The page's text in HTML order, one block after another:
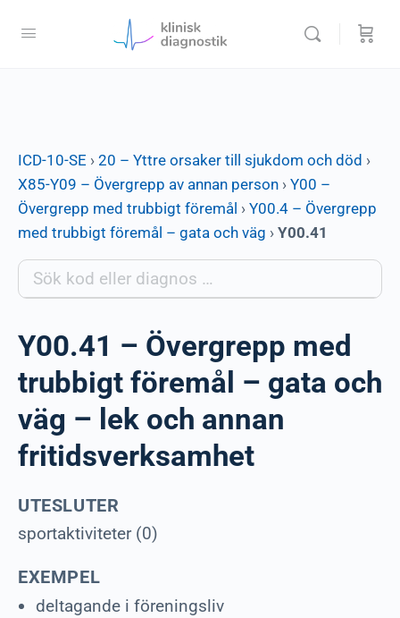
ICD-10-SE › 20 – Yttre orsaker till sjukdom och död ›
X85-Y09 – Övergrepp av annan person › Y00 –
Övergrepp med trubbigt föremål › Y00.4 – Övergrepp
med trubbigt föremål – gata och väg › Y00.41
Y00.41 – Övergrepp med
trubbigt föremål – gata och
väg – lek och annan
fritidsverksamhet
UTESLUTER
sportaktiviteter (0)
EXEMPEL
deltagande i föreningsliv